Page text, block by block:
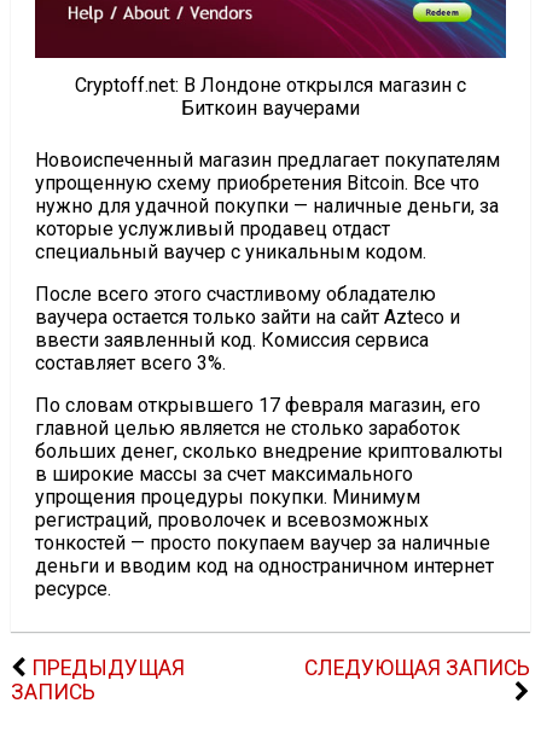
Cryptoff.net: В Лондоне открылся магазин с
Биткоин ваучерами
Новоиспеченный магазин предлагает покупателям
упрощенную схему приобретения Bitcoin. Все что
нужно для удачной покупки — наличные деньги, за
которые услужливый продавец отдаст
специальный ваучер с уникальным кодом.
После всего этого счастливому обладателю
ваучера остается только зайти на сайт Azteco и
ввести заявленный код. Комиссия сервиса
составляет всего 3%.
По словам открывшего 17 февраля магазин, его
главной целью является не столько заработок
больших денег, сколько внедрение криптовалюты
в широкие массы за счет максимального
упрощения процедуры покупки. Минимум
регистраций, проволочек и всевозможных
тонкостей — просто покупаем ваучер за наличные
деньги и вводим код на одностраничном интернет
ресурсе.
ПРЕДЫДУЩАЯ
ЗАПИСЬ
СЛЕДУЮЩАЯ ЗАПИСЬ